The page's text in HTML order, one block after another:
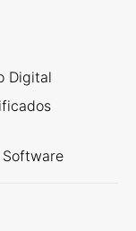
Digital